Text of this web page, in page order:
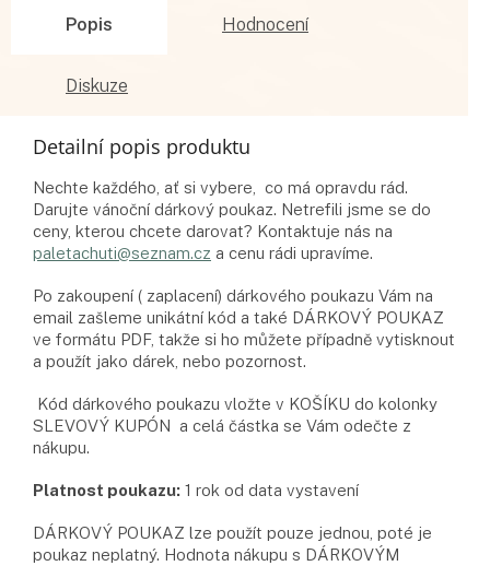
Popis Hodnocení
Diskuze
Detailní popis produktu
Nechte každého, ať si vybere, co má opravdu rád.
Darujte vánoční dárkový poukaz. Netrefili jsme se do
ceny, kterou chcete darovat? Kontaktuje nás na
paletachuti@seznam.cz a cenu rádi upravíme.
Po zakoupení ( zaplacení) dárkového poukazu Vám na
email zašleme unikátní kód a také DÁRKOVÝ POUKAZ
ve formátu PDF, takže si ho můžete případně vytisknout
a použít jako dárek, nebo pozornost.
Kód dárkového poukazu vložte v KOŠÍKU do kolonky
SLEVOVÝ KUPÓN a celá částka se Vám odečte z
nákupu.
Platnost poukazu: 1 rok od data vystavení
DÁRKOVÝ POUKAZ lze použít pouze jednou, poté je
poukaz neplatný. Hodnota nákupu s DÁRKOVÝM